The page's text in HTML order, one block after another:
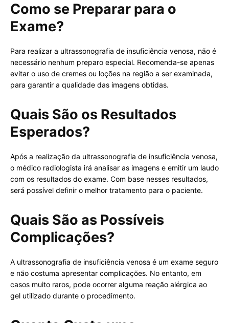
Como se Preparar para o
Exame?
Para realizar a ultrassonografia de insuficiência venosa, não é
necessário nenhum preparo especial. Recomenda-se apenas
evitar o uso de cremes ou loções na região a ser examinada,
para garantir a qualidade das imagens obtidas.
Quais São os Resultados
Esperados?
Após a realização da ultrassonografia de insuficiência venosa,
o médico radiologista irá analisar as imagens e emitir um laudo
com os resultados do exame. Com base nesses resultados,
será possível definir o melhor tratamento para o paciente.
Quais São as Possíveis
Complicações?
A ultrassonografia de insuficiência venosa é um exame seguro
e não costuma apresentar complicações. No entanto, em
casos muito raros, pode ocorrer alguma reação alérgica ao
gel utilizado durante o procedimento.